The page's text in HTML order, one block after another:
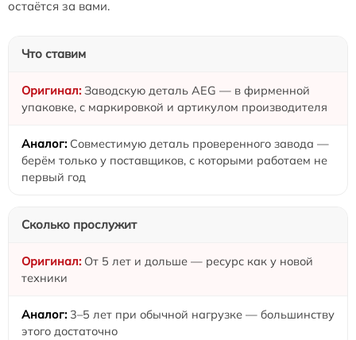
остаётся за вами.
Что ставим
Заводскую деталь AEG — в фирменной
упаковке, с маркировкой и артикулом производителя
Совместимую деталь проверенного завода —
берём только у поставщиков, с которыми работаем не
первый год
Сколько прослужит
От 5 лет и дольше — ресурс как у новой
техники
3–5 лет при обычной нагрузке — большинству
этого достаточно